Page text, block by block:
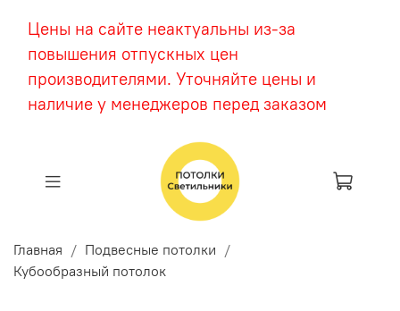
Цены на сайте неактуальны из-за
повышения отпускных цен
производителями. Уточняйте цены и
наличие у менеджеров перед заказом
Главная
Подвесные потолки
Кубообразный потолок